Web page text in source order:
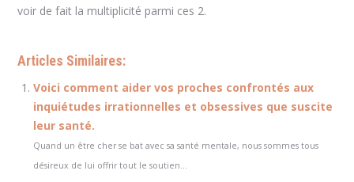
voir de fait la multiplicité parmi ces 2.
Articles Similaires:
Voici comment aider vos proches confrontés aux
inquiétudes irrationnelles et obsessives que suscite
leur santé.
Quand un être cher se bat avec sa santé mentale, nous sommes tous
désireux de lui offrir tout le soutien...